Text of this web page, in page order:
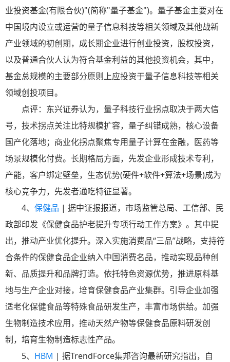
业投资基金(有限合伙)"(简称"量子基金")。量子基金主要对在
中国境内设立或运营的量子信息科技等相关领域及其他战新
产业领域的初创期，成长期企业进行创业投资，股权投资，
以及普通合伙人认为符合基金利益的其他投资机会，其中，
基金总规模的主要部分原则上应投资于量子信息科技等相关
领域创投项目。
点评：东兴证券认为，量子科技行业拐点取决于两大信
号，技术拐点关注比特规模扩容，量子纠错成熟，核心设备
国产化落地；商业化拐点聚焦专用量子计算在金融，医药等
场景规模化付费。长期格局方面，先发企业形成技术专利，
产能，客户绑定壁垒，生态优势(硬件+软件+算法+场景)成为
核心竞争力，先发者通吃特征显著。
4、 保健品 | 据中证报报道，市场监管总局、工信部、民
政部印发《保健食品护老提升专项行动工作方案》。其中提
出，推动产业优化提升。深入实施消费品“三品”战略，支持符
合条件的保健食品企业纳入中国消费名品，推动实现品种创
新、品质提升和品牌打造。依托特色资源优势，推进原料基
地与生产企业对接，培育保健食品产业集群。引导企业加强
适老化保健食品等特殊食品研发生产，丰富市场供给。加强
生物制造技术应用，推动天然产物等保健食品原料研发创
制，培育生物制造标志性产品。
5、 HBM | 据TrendForce集邦咨询最新研究指出，自